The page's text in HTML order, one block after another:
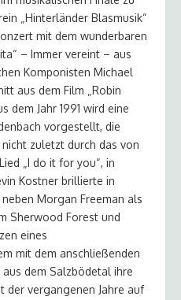
„Hinterländer Blasmusik“
mit dem wunderbaren
– Immer vereint – aus
Komponisten Michael
aus dem Film „Robin
dem Jahr 1991 wird eine
vorgestellt, die
zuletzt durch das von
„I do it for you“, in
Kostner brillierte in
Morgan Freeman als
Sherwood Forest und
eines
mit dem anschließenden
dem Salzbödetal ihre
der vergangenen Jahre auf